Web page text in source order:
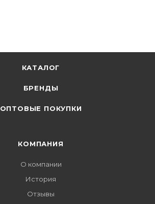
КАТАЛОГ
БРЕНДЫ
ОПТОВЫЕ ПОКУПКИ
КОМПАНИЯ
О компании
История
Отзывы